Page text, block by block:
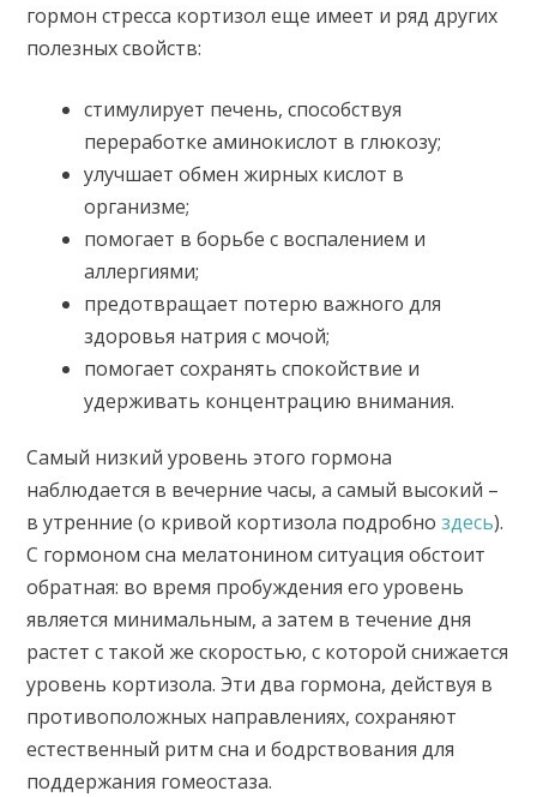
гормон стресса кортизол еще имеет и ряд других
полезных свойств:
стимулирует печень, способствуя
переработке аминокислот в глюкозу;
улучшает обмен жирных кислот в
организме;
помогает в борьбе с воспалением и
аллергиями;
предотвращает потерю важного для
здоровья натрия с мочой;
помогает сохранять спокойствие и
удерживать концентрацию внимания.
Самый низкий уровень этого гормона
наблюдается в вечерние часы, а самый высокий –
в утренние (о кривой кортизола подробноздесь).
С гормоном сна мелатонином ситуация обстоит
обратная: во время пробуждения его уровень
является минимальным, а затем в течение дня
растет с такой же скоростью, с которой снижается
уровень кортизола. Эти два гормона, действуя в
противоположных направлениях, сохраняют
естественный ритм сна и бодрствования для
поддержания гомеостаза.